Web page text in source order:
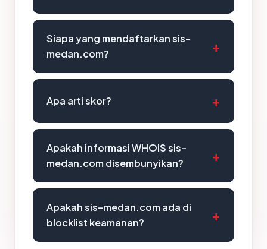
Siapa yang mendaftarkan sis-
medan.com?
Apa arti skor?
Apakah informasi WHOIS sis-
medan.com disembunyikan?
Apakah sis-medan.com ada di
blocklist keamanan?